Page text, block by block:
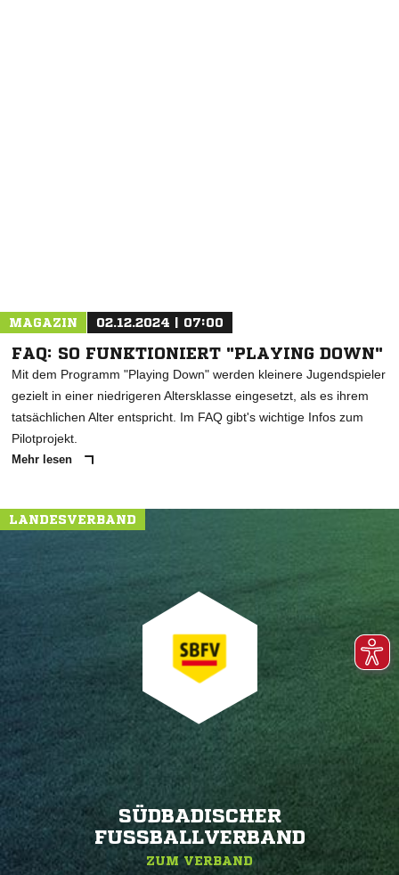
MAGAZIN 02.12.2024 | 07:00
FAQ: SO FUNKTIONIERT "PLAYING DOWN"
Mit dem Programm "Playing Down" werden kleinere Jugendspieler
gezielt in einer niedrigeren Altersklasse eingesetzt, als es ihrem
tatsächlichen Alter entspricht. Im FAQ gibt's wichtige Infos zum
Pilotprojekt.
Mehr lesen
LANDESVERBAND
SÜDBADISCHER
FUSSBALLVERBAND
ZUM VERBAND